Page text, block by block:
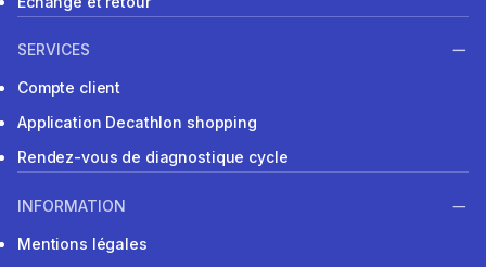
SERVICES
Compte client
Application Decathlon shopping
Rendez-vous de diagnostique cycle
INFORMATION
Mentions légales